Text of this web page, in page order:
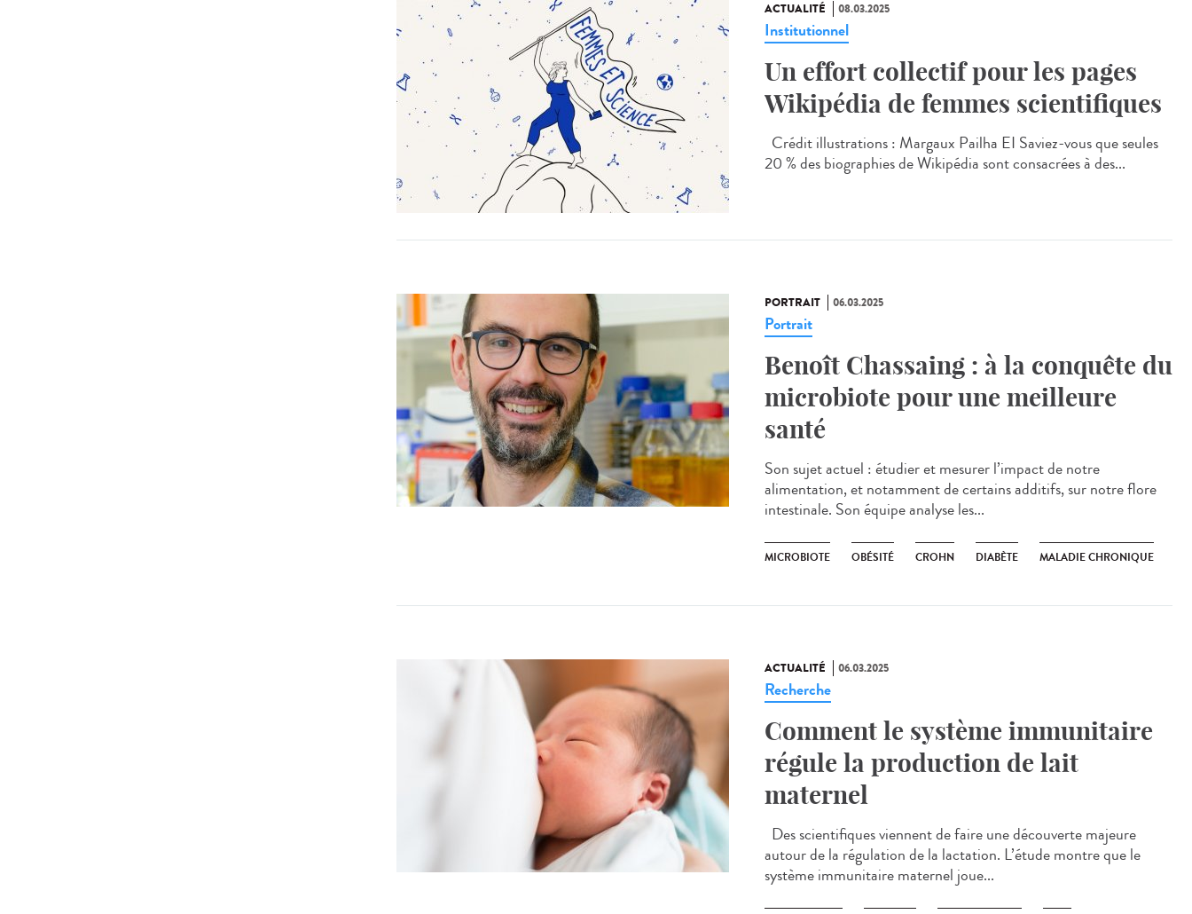
ACTUALITÉ 08.03.2025
Institutionnel
Un effort collectif pour les pages
Wikipédia de femmes scientifiques
Crédit illustrations : Margaux Pailha EI Saviez-vous que seules
20 % des biographies de Wikipédia sont consacrées à des...
PORTRAIT 06.03.2025
Portrait
Benoît Chassaing : à la conquête du
microbiote pour une meilleure
santé
Son sujet actuel : étudier et mesurer l’impact de notre
alimentation, et notamment de certains additifs, sur notre flore
intestinale. Son équipe analyse les...
MICROBIOTE OBÉSITÉ CROHN DIABÈTE MALADIE CHRONIQUE
ACTUALITÉ 06.03.2025
Recherche
Comment le système immunitaire
régule la production de lait
maternel
Des scientifiques viennent de faire une découverte majeure
autour de la régulation de la lactation. L’étude montre que le
système immunitaire maternel joue...